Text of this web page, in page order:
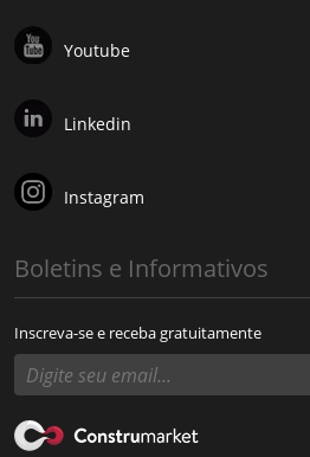
Youtube
Linkedin
Instagram
Boletins e Informativos
Inscreva-se e receba gratuitamente